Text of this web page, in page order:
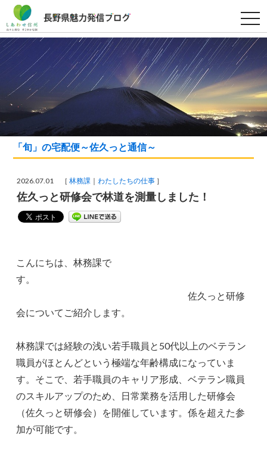
t
o
g
g
n
a
i
g
a
t
i
「旬」の宅配便～佐久っと通信～
2026.07.01 ［林務課 わたしたちの仕事 ］
佐久っと研修会で林道を測量しました！
こんにちは、林務課で
す。
佐久っと研修
会についてご紹介します。
林務課では経験の浅い若手職員と50代以上のベテラン
職員がほとんどという極端な年齢構成になっていま
す。そこで、若手職員のキャリア形成、ベテラン職員
のスキルアップのため、日常業務を活用した研修会
（佐久っと研修会）を開催しています。係を超えた参
加が可能です。